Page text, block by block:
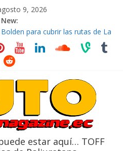
9, 2026
New:
para cubrir las rutas de La
gana protagonismo a la hora de
si permanece varios días sin
47ª, recorre 7 provincias en 8
estar aquí… TOFF